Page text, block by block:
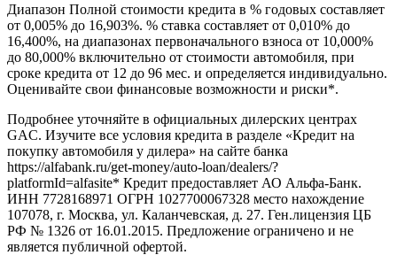
Диапазон Полной стоимости кредита в % годовых составляет
от 0,005% до 16,903%. % ставка составляет от 0,010% до
16,400%, на диапазонах первоначального взноса от 10,000%
до 80,000% включительно от стоимости автомобиля, при
сроке кредита от 12 до 96 мес. и определяется индивидуально.
Оценивайте свои финансовые возможности и риски*.
Подробнее уточняйте в официальных дилерских центрах
GAC. Изучите все условия кредита в разделе «Кредит на
покупку автомобиля у дилера» на сайте банка
https://alfabank.ru/get-money/auto-loan/dealers/?
platformId=alfasite* Кредит предоставляет АО Альфа-Банк.
ИНН 7728168971 ОГРН 1027700067328 место нахождение
107078, г. Москва, ул. Каланчевская, д. 27. Ген.лицензия ЦБ
РФ № 1326 от 16.01.2015. Предложение ограничено и не
является публичной офертой.